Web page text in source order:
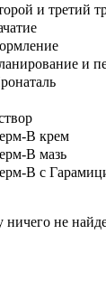
и третий
и
В крем
В мазь
В с
ничего не